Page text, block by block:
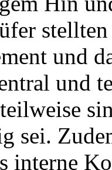
stellten
und
und
sei.
interne